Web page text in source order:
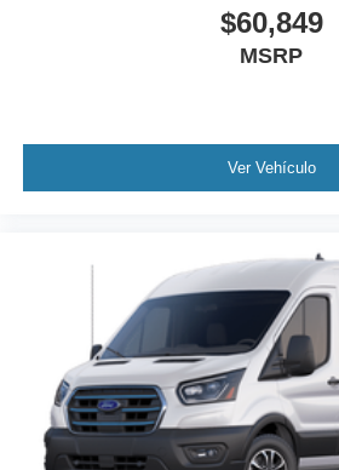
$60,849
MSRP
Ver Vehículo